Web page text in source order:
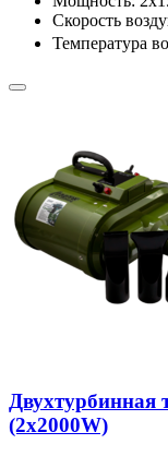
Скорость
Температура
Двухтурбинная
(2x2000W)